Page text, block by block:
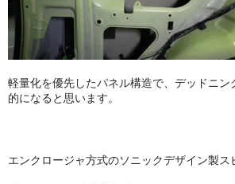
軽量化を優先したパネル構造で、デッドニン
的になると思います。
エンクロージャ方式のソニックデザイン製ス